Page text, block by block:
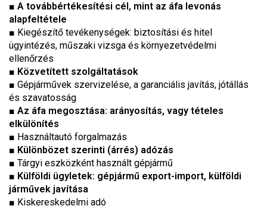
■ A továbbértékesítési cél, mint az áfa levonás
alapfeltétele
■ Kiegészítő tevékenységek: biztosítási és hitel
ügyintézés, műszaki vizsga és környezetvédelmi
ellenőrzés
■ Közvetített szolgáltatások
■ Gépjárművek szervizelése, a garanciális javítás, jótállás
és szavatosság
■ Az áfa megosztása: arányosítás, vagy tételes
elkülönítés
■ Használtautó forgalmazás
■ Különbözet szerinti (árrés) adózás
■ Tárgyi eszközként használt gépjármű
■ Külföldi ügyletek: gépjármű export-import, külföldi
járművek javítása
■ Kiskereskedelmi adó